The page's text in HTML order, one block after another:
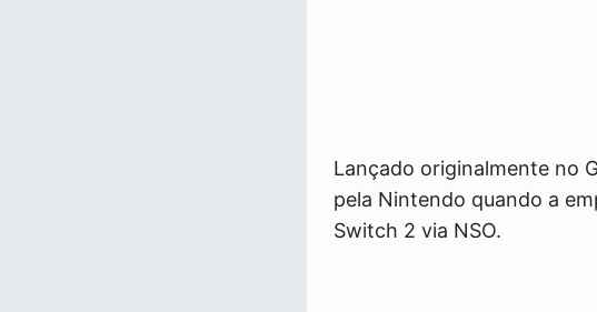
Lançado originalmente no
pela Nintendo quando a
Switch 2 via NSO.